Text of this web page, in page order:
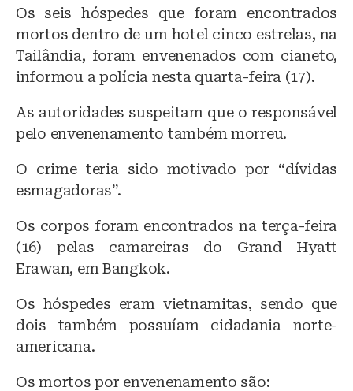
e
s
k
y
c
e
b
o
o
at
s
A
p
Os seis hóspedes que foram encontrados
mortos dentro de um hotel cinco estrelas, na
Tailândia, foram envenenados com cianeto,
informou a polícia nesta quarta-feira (17).
As autoridades suspeitam que o responsável
pelo envenenamento também morreu.
O crime teria sido motivado por “dívidas
esmagadoras”.
Os corpos foram encontrados na terça-feira
(16) pelas camareiras do Grand Hyatt
Erawan, em Bangkok.
Os hóspedes eram vietnamitas, sendo que
dois também possuíam cidadania norte-
americana.
Os mortos por envenenamento são: